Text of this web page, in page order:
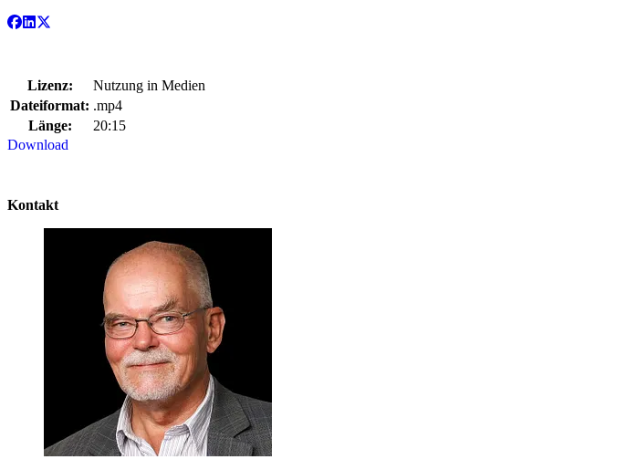
Lizenz:
Nutzung in Medien
Dateiformat: .mp4
Länge:
20:15
Download
Kontakt